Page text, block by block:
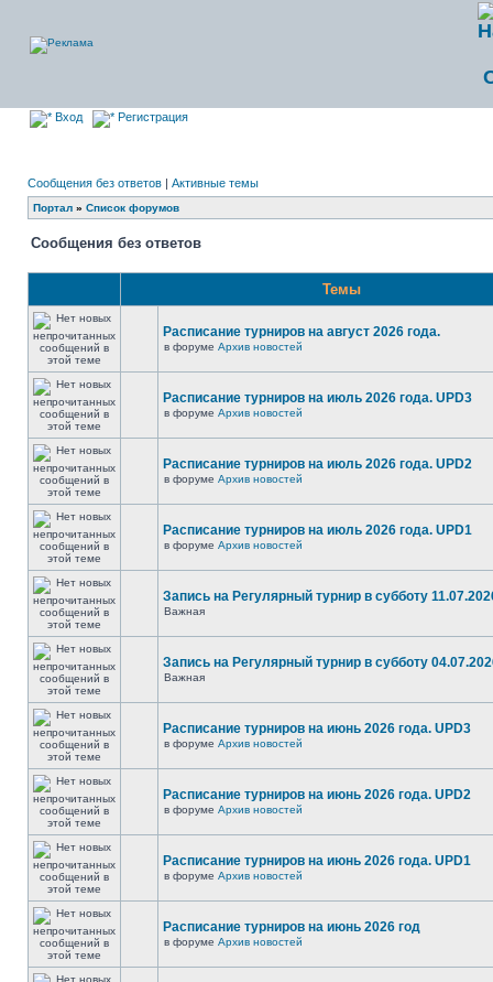
Вход Регистрация
Сообщения без ответов | Активные темы
Портал » Список форумов
Сообщения без ответов
Темы
Расписание турниров на август 2026 года.
в форуме Архив новостей
Расписание турниров на июль 2026 года. UPD3
в форуме Архив новостей
Расписание турниров на июль 2026 года. UPD2
в форуме Архив новостей
Расписание турниров на июль 2026 года. UPD1
в форуме Архив новостей
Запись на Регулярный турнир в субботу
Важная
Запись на Регулярный турнир в субботу
Важная
Расписание турниров на июнь 2026 года. UPD3
в форуме Архив новостей
Расписание турниров на июнь 2026 года. UPD2
в форуме Архив новостей
Расписание турниров на июнь 2026 года. UPD1
в форуме Архив новостей
Расписание турниров на июнь 2026 год
в форуме Архив новостей